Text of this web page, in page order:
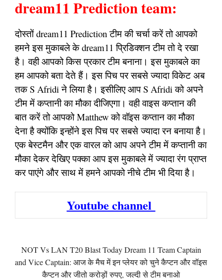
dream11 Prediction team:
दोस्तों dream11 Prediction टीम की चर्चा करें तो आपको
हमने इस मुकाबले के dream11 प्रिडिक्शन टीम तो दे रखा
है। वही आपको किस प्रकार टीम बनाना। इस मुकाबले का
हम आपको बता देते हैं। इस पिच पर सबसे ज्यादा विकेट अब
तक S Afridi ने लिया है। इसीलिए आप S Afridi को अपने
टीम में कप्तानी का मौका दीजिएगा। वही वाइस कप्तान की
बात करें तो आपको Matthew को वॉइस कप्तान का मौका
देना है क्योंकि इन्होंने इस पिच पर सबसे ज्यादा रन बनाया है।
एक बेस्टमैन और एक वारल को आप अपने टीम में कप्तानी का
मौका देकर देखिए पक्का आप इस मुकाबले में ज्यादा रंग प्राप्त
कर पाएंगे और साथ में हमने आपको नीचे टीम भी दिया है।
Youtube channel
NOT Vs LAN T20 Blast Today Dream 11 Team Captain
and Vice Captain: आज के मैच में इन प्लेयर को चुने कैप्टन और वॉइस
कैप्टन और जीतो करोड़ों रुपए, जल्दी से टीम बनाओ